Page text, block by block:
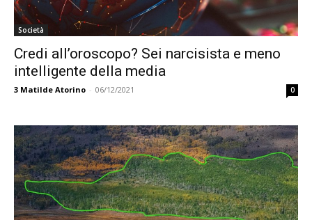
Società
Credi all’oroscopo? Sei narcisista e meno
intelligente della media
3 Matilde Atorino - 06/12/2021 0